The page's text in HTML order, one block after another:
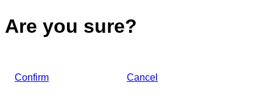
Are you sure?
Confirm Cancel